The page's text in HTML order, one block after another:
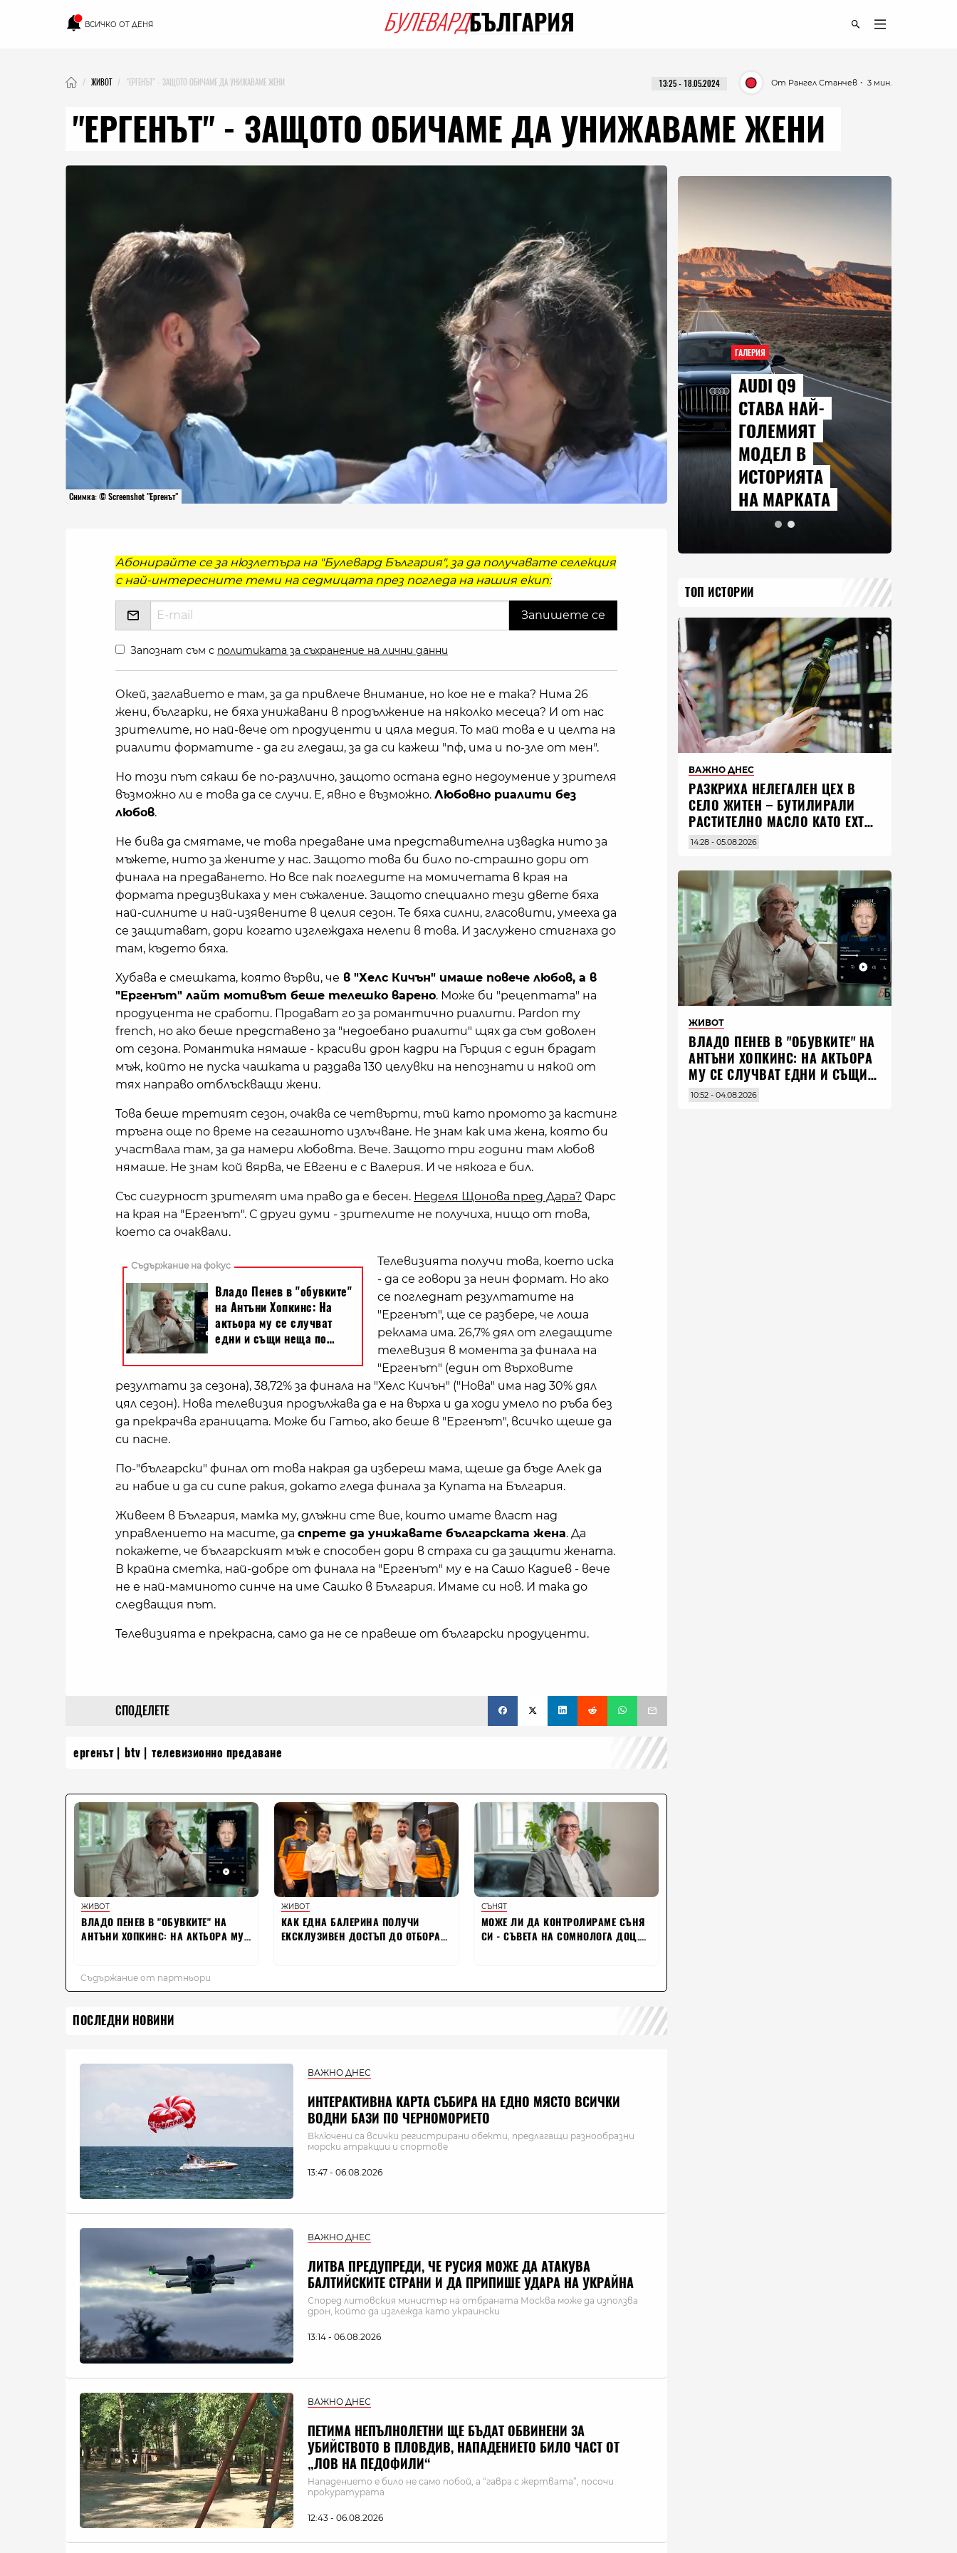
ВСИЧКО ОТ ДЕНЯ
ЖИВОТ "ЕРГЕНЪТ" - ЗАЩОТО ОБИЧАМЕ ДА УНИЖАВАМЕ ЖЕНИ ・ 3 мин.
От Рангел Станчев
13:25 - 18.05.2024
"ЕРГЕНЪТ" - ЗАЩОТО ОБИЧАМЕ ДА УНИЖАВАМЕ ЖЕНИ
Снимка: © Screenshot "Ергенът"
Абонирайте се за нюзлетъра на "Булевард България", за да получавате селекция
с най-интересните теми на седмицата през погледа на нашия екип:
Запознат съм с политиката за съхранение на лични данни
Окей, заглавието е там, за да привлече внимание, но кое не е така? Нима 26
жени, българки, не бяха унижавани в продължение на няколко месеца? И от нас
зрителите, но най-вече от продуценти и цяла медия. То май това е и целта на
риалити форматите - да ги гледаш, за да си кажеш "пф, има и по-зле от мен".
Но този път сякаш бе по-различно, защото остана едно недоумение у зрителя
възможно ли е това да се случи. Е, явно е възможно. Любовно риалити без
любов.
Не бива да смятаме, че това предаване има представителна извадка нито за
мъжете, нито за жените у нас. Защото това би било по-страшно дори от
финала на предаването. Но все пак погледите на момичетата в края на
формата предизвикаха у мен съжаление. Защото специално тези двете бяха
най-силните и най-изявените в целия сезон. Те бяха силни, гласовити, умееха да
се защитават, дори когато изглеждаха нелепи в това. И заслужено стигнаха до
там, където бяха.
Хубава е смешката, която върви, че в "Хелс Кичън" имаше повече любов, а в
"Ергенът" лайт мотивът беше телешко варено. Може би "рецептата" на
продуцента не сработи. Продават го за романтично риалити. Pardon my
french, но ако беше представено за "недоебано риалити" щях да съм доволен
от сезона. Романтика нямаше - красиви дрон кадри на Гърция с един брадат
мъж, който не пуска чашката и раздава 130 целувки на непознати и някой от
тях направо отблъскващи жени.
Това беше третият сезон, очаква се четвърти, тъй като промото за кастинг
тръгна още по време на сегашното излъчване. Не знам как има жена, която би
участвала там, за да намери любовта. Вече. Защото три години там любов
нямаше. Не знам кой вярва, че Евгени е с Валерия. И че някога е бил.
Със сигурност зрителят има право да е бесен. Неделя Щонова пред Дара? Фарс
на края на "Ергенът". С други думи - зрителите не получиха, нищо от това,
което са очаквали.
Телевизията получи това, което иска
- да се говори за неин формат. Но ако
се погледнат резултатите на
"Ергенът", ще се разбере, че лоша
реклама има. 26,7% дял от гледащите
телевизия в момента за финала на
"Ергенът" (един от върховите
резултати за сезона), 38,72% за финала на "Хелс Кичън" ("Нова" има над 30% дял
цял сезон). Нова телевизия продължава да е на върха и да ходи умело по ръба без
да прекрачва границата. Може би Гатьо, ако беше в "Ергенът", всичко щеше да
си пасне.
По-"български" финал от това накрая да избереш мама, щеше да бъде Алек да
ги набие и да си сипе ракия, докато гледа финала за Купата на България.
Живеем в България, мамка му, длъжни сте вие, които имате власт над
управлението на масите, да спрете да унижавате българската жена. Да
покажете, че българският мъж е способен дори в страха си да защити жената.
В крайна сметка, най-добре от финала на "Ергенът" му е на Сашо Кадиев - вече
не е най-маминото синче на име Сашко в България. Имаме си нов. И така до
следващия път.
Телевизията е прекрасна, само да не се правеше от български продуценти.
СПОДЕЛЕТЕ
ергенът btv телевизионно предаване
ПОСЛЕДНИ НОВИНИ
ВАЖНО ДНЕС
ИНТЕРАКТИВНА КАРТА СЪБИРА НА ЕДНО МЯСТО ВСИЧКИ
ВОДНИ БАЗИ ПО ЧЕРНОМОРИЕТО
Включени са всички регистрирани обекти, предлагащи разнообразни
морски атракции и спортове
13:47 - 06.08.2026
ВАЖНО ДНЕС
ЛИТВА ПРЕДУПРЕДИ, ЧЕ РУСИЯ МОЖЕ ДА АТАКУВА
БАЛТИЙСКИТЕ СТРАНИ И ДА ПРИПИШЕ УДАРА НА УКРАЙНА
Според литовския министър на отбраната Москва може да използва
дрон, който да изглежда като украински
13:14 - 06.08.2026
ВАЖНО ДНЕС
ПЕТИМА НЕПЪЛНОЛЕТНИ ЩЕ БЪДАТ ОБВИНЕНИ ЗА
УБИЙСТВОТО В ПЛОВДИВ, НАПАДЕНИЕТО БИЛО ЧАСТ ОТ
„ЛОВ НА ПЕДОФИЛИ“
Нападението е било не само побой, а “гавра с жертвата”, посочи
прокуратурата
12:43 - 06.08.2026
ГАЛЕРИЯ
AUDI Q9
СТАВА НАЙ-
ГОЛЕМИЯТ
МОДЕЛ В
ИСТОРИЯТА
НА МАРКАТА
ТОП ИСТОРИИ
ВАЖНО ДНЕС
РАЗКРИХА НЕЛЕГАЛЕН ЦЕХ В
СЕЛО ЖИТЕН – БУТИЛИРАЛИ
РАСТИТЕЛНО МАСЛО КАТО EXTRA
VIRGIN ЗЕХТИН
14:28 - 05.08.2026
ЖИВОТ
ВЛАДO ПЕНЕВ В "ОБУВКИТЕ" НА
АНТЪНИ ХОПКИНС: НА АКТЬОРА
МУ СЕ СЛУЧВАТ ЕДНИ И СЪЩИ
НЕЩА ПО ЦЕЛИЯ СВЯТ
10:52 - 04.08.2026